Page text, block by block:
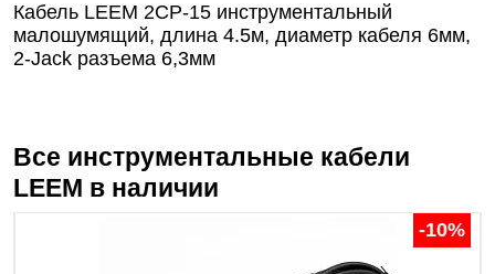
Кабель LEEM 2CP-15 инструментальный
малошумящий, длина 4.5м, диаметр кабеля 6мм,
2-Jack разъема 6,3мм
Все инструментальные кабели
LEEM в наличии
-10%